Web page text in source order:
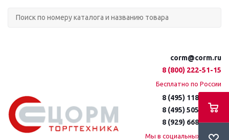
corm@corm.ru
8 (800) 222-51-15
Бесплатно по России
8 (495) 118-61-16
8 (495) 505-51-15
8 (929) 668-95-35
Мы в социальных сетях: